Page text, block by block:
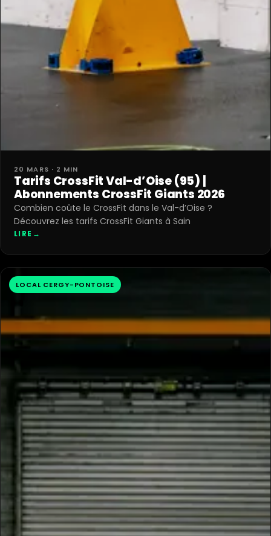
20 MARS · 2 MIN
Tarifs CrossFit Val-d’Oise (95) |
Abonnements CrossFit Giants 2026
Combien coûte le CrossFit dans le Val-d’Oise ?
Découvrez les tarifs CrossFit Giants à Sain
LIRE →
LOCAL CERGY-PONTOISE